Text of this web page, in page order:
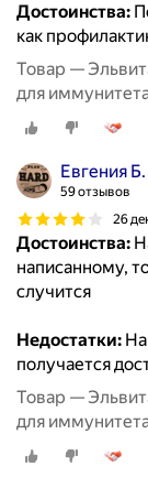
Достоинства:
как
Товар —
для
Евгения Б.
59 отзывов
26
Достоинства:
написанному,
случится
Недостатки:
получается
Товар —
для